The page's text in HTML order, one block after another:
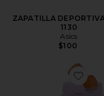
ZAPATILLA
1130
Asics
$100